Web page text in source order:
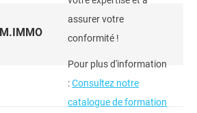
assurer votre
conformité !
Pour plus d'information
:Consultez notre
catalogue de formation